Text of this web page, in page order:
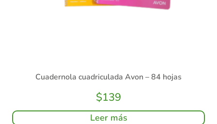
Cuadernola cuadriculada Avon – 84 hojas
$139
Leer más